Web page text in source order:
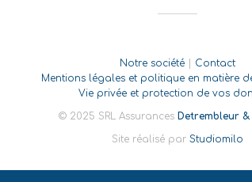
Notre société| Contact
Mentions légales et politique en matière
Vie privée et protection de vos
© 2025 SRL Assurances Detrembleur
Site réalisé par Studiomilo